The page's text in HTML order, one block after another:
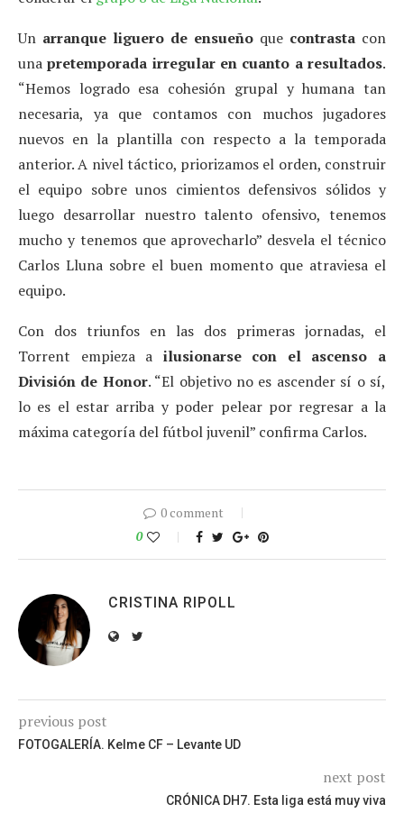
Un arranque liguero de ensueño que contrasta con
unapretemporada irregular en cuanto a resultados.
“Hemos logrado esa cohesión grupal y humana tan
necesaria, ya que contamos con muchos jugadores
nuevos en la plantilla con respecto a la temporada
anterior. A nivel táctico, priorizamos el orden, construir
el equipo sobre unos cimientos defensivos sólidos y
luego desarrollar nuestro talento ofensivo, tenemos
mucho y tenemos que aprovecharlo” desvela el técnico
Carlos Lluna sobre el buen momento que atraviesa el
equipo.
Con dos triunfos en las dos primeras jornadas, el
Torrent empieza a ilusionarse con el ascenso a
División de Honor. “El objetivo no es ascender sí o sí,
lo es el estar arriba y poder pelear por regresar a la
máxima categoría del fútbol juvenil” confirma Carlos.
0 comment
0
CRISTINA RIPOLL
previous post
FOTOGALERÍA. Kelme CF – Levante UD
next post
CRÓNICA DH7. Esta liga está muy viva